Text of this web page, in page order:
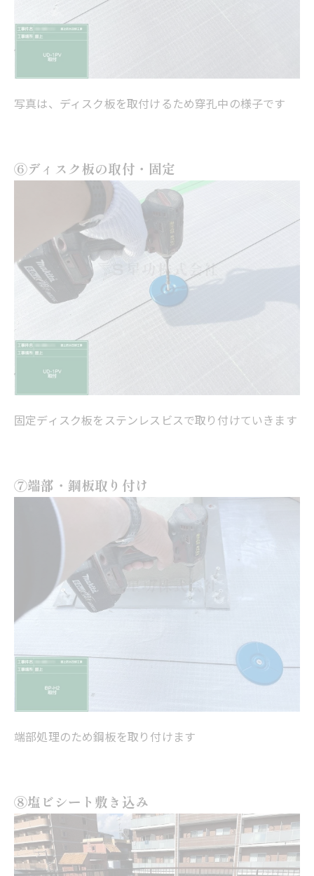
写真は、ディスク板を取付けるため穿孔中の様子です
⑥ディスク板の取付・固定
固定ディスク板をステンレスビスで取り付けていきます
⑦端部・鋼板取り付け
端部処理のため鋼板を取り付けます
⑧塩ビシート敷き込み